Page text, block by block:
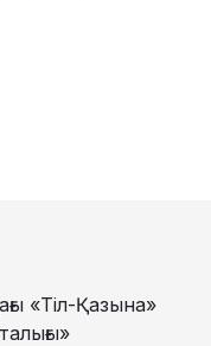
«Тіл-Қазына»